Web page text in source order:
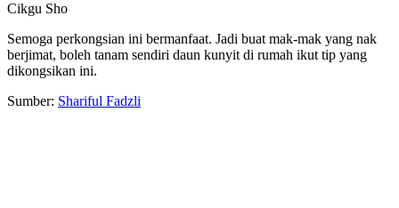
Cikgu Sho
Semoga perkongsian ini bermanfaat. Jadi buat mak-mak yang nak
berjimat, boleh tanam sendiri daun kunyit di rumah ikut tip yang
dikongsikan ini.
Sumber: Shariful Fadzli